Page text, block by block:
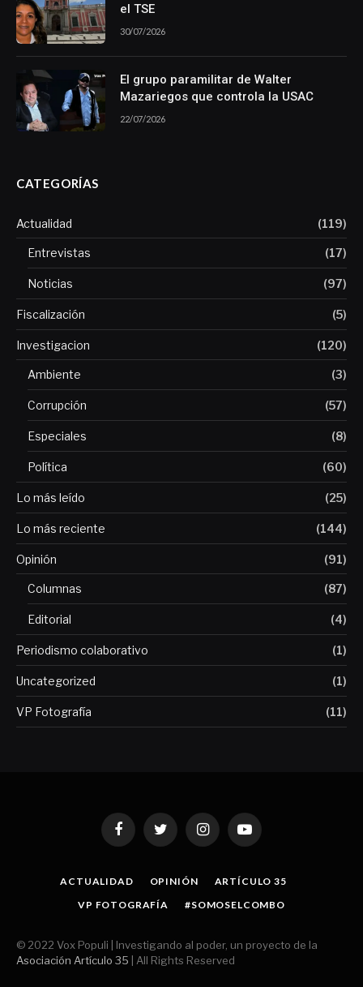
el TSE
30/07/2026
El grupo paramilitar de Walter
Mazariegos que controla la USAC
22/07/2026
CATEGORÍAS
Actualidad (119)
Entrevistas (17)
Noticias (97)
Fiscalización (5)
Investigacion (120)
Ambiente (3)
Corrupción (57)
Especiales (8)
Política (60)
Lo más leído (25)
Lo más reciente (144)
Opinión (91)
Columnas (87)
Editorial (4)
Periodismo colaborativo (1)
Uncategorized (1)
VP Fotografía (11)
FacebookTwitter InstagramYouTube
ACTUALIDAD OPINIÓN
ARTÍCULO 35
VP FOTOGRAFÍA
#SOMOSELCOMBO
© 2022 Vox Populi | Investigando al poder, un proyecto de la
Asociación Artículo 35 | All Rights Reserved